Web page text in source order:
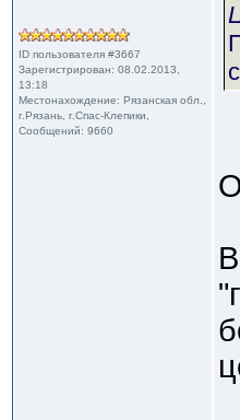
ID пользователя #3667
Зарегистрирован: 08.02.2013,
13:18
Местонахождение: Рязанская обл.,
г.Рязань, г.Спас-Клепики,
Сообщений: 9660